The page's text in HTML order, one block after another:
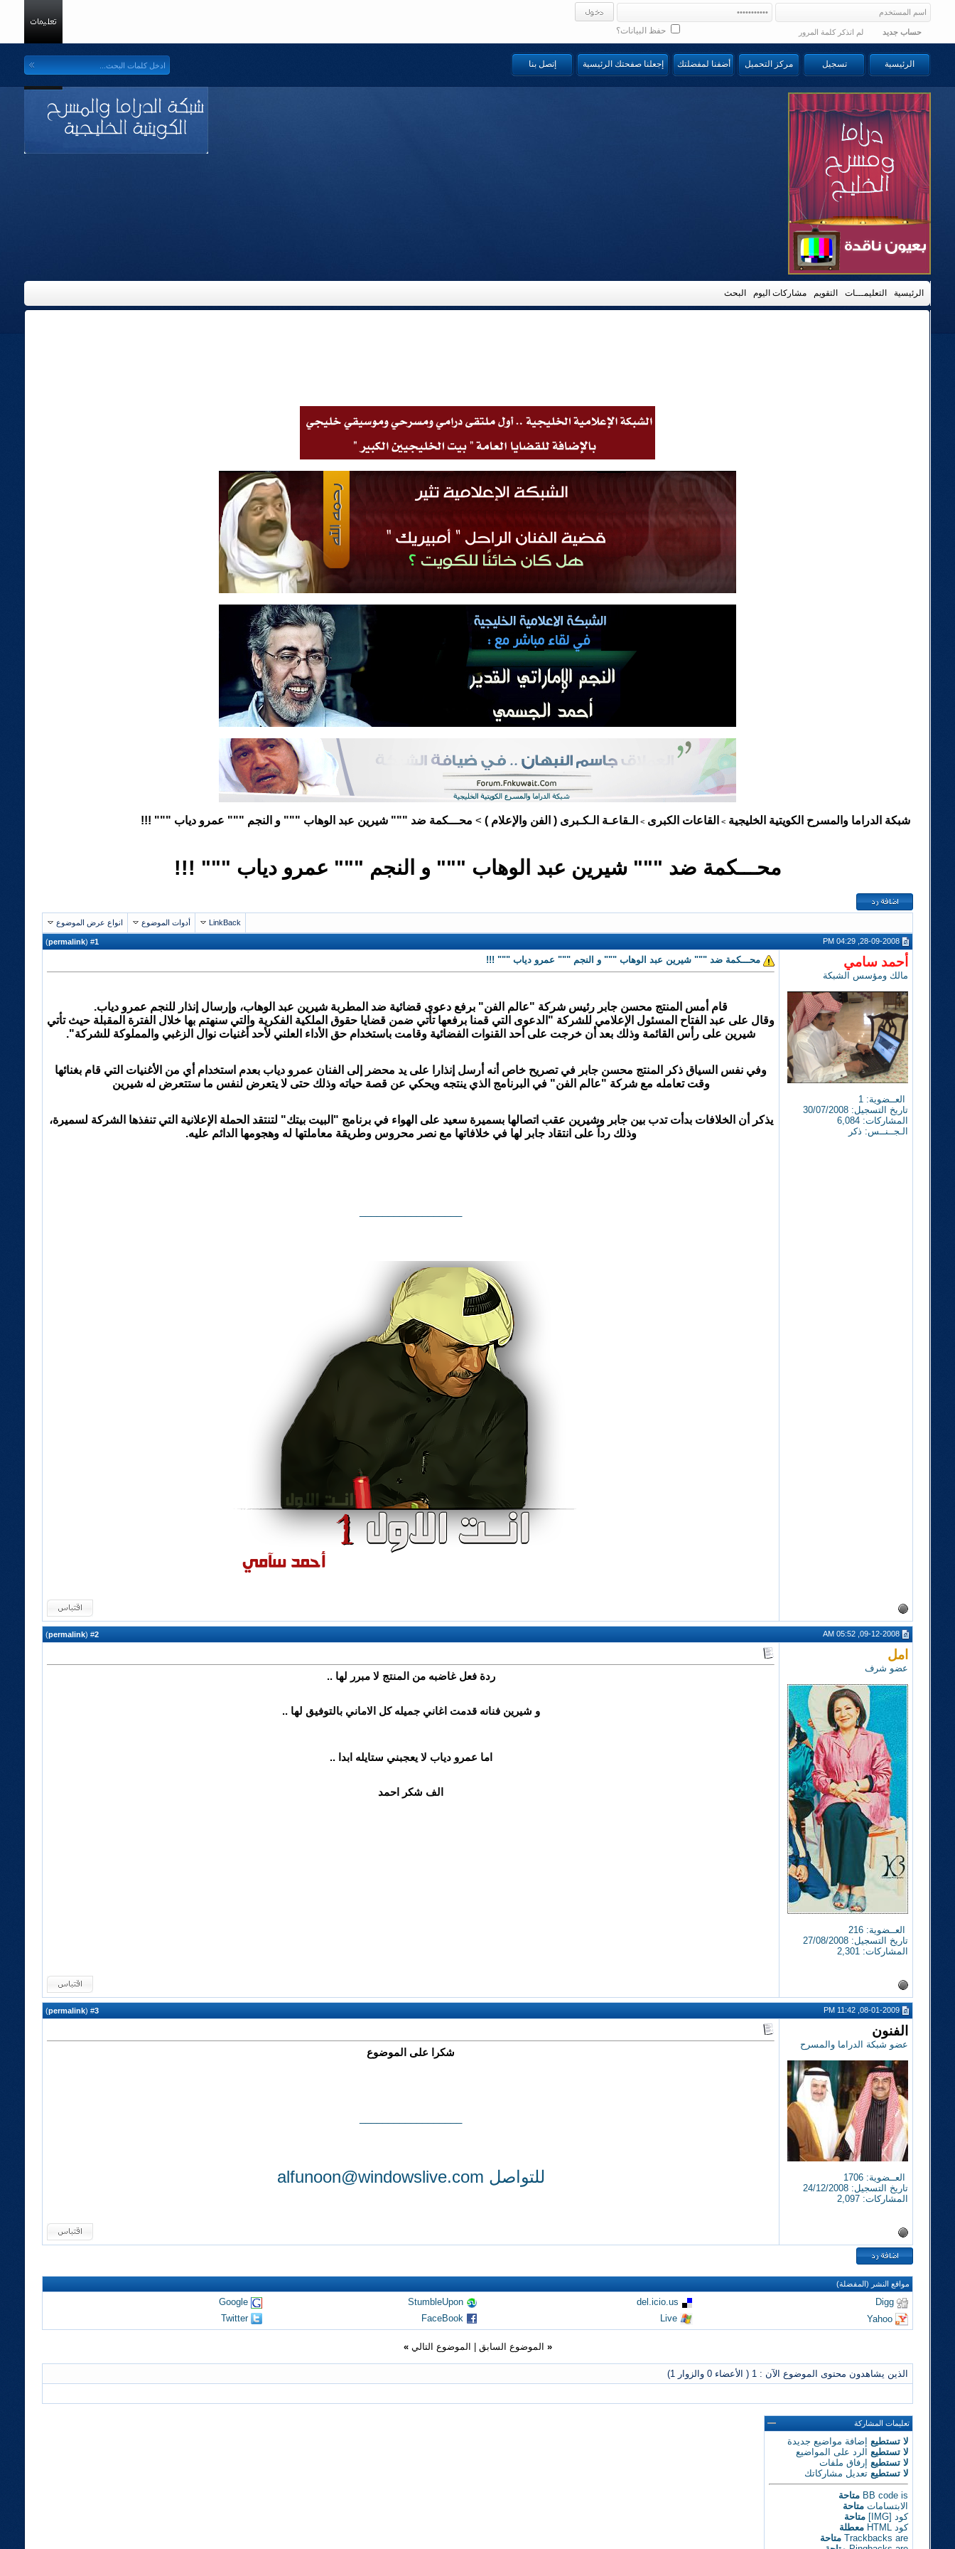
حفظ البيانات؟ حساب جديد لم اتذكر كلمة المرور
الرئيسية تسجيل مركز التحميل أضفنا لمفضلتك إجعلنا صفحتك الرئيسية إتصل بنا
الرئيسية التعليمـــات التقويم مشاركات اليوم البحث
شبكة الدراما والمسرح الكويتية الخليجية > القاعات الكبرى > الـقاعـة الـكـبرى ( الفن والإعلام )> محـــكمة ضد """ شيرين عبد الوهاب """ و النجم """ عمرو دياب """ !!!
محـــكمة ضد """ شيرين عبد الوهاب """ و النجم """ عمرو دياب """ !!!
LinkBack أدوات الموضوع انواع عرض الموضوع
28-09-2008, 04:29 PM
1
(
permalink
)
أحمد سامي
مالك ومؤسس الشبكة
العــضوية: 1
تاريخ التسجيل: 30/07/2008
المشاركات: 6,084
الـجــنــس: ذكر
محـــكمة ضد """ شيرين عبد الوهاب """ و النجم """ عمرو دياب """ !!!
قام أمس المنتج محسن جابر رئيس شركة "عالم الفن" برفع دعوى قضائية ضد المطربة شيرين عبد الوهاب، وإرسال إنذار للنجم عمرو دياب.
وقال على عبد الفتاح المسئول الإعلامي للشركة "الدعوى التي قمنا برفعها تأتي ضمن قضايا حقوق الملكية الفكرية والتي سنهتم بها خلال الفترة المقبلة حيث تأتي
شيرين على رأس القائمة وذلك بعد أن خرجت على أحد القنوات الفضائية وقامت باستخدام حق الأداء العلني لأحد أغنيات نوال الزغبي والمملوكة للشركة".
وفي نفس السياق ذكر المنتج محسن جابر في تصريح خاص أنه أرسل إنذارا على يد محضر إلى الفنان عمرو دياب بعدم استخدام أي من الأغنيات التي قام بغنائها
وقت تعامله مع شركة "عالم الفن" في البرنامج الذي ينتجه ويحكي عن قصة حياته وذلك حتى لا يتعرض لنفس ما ستتعرض له شيرين
يذكر أن الخلافات بدأت تدب بين جابر وشيرين عقب اتصالها بسميرة سعيد على الهواء في برنامج "البيت بيتك" لتنتقد الحملة الإعلانية التي تنفذها الشركة لسميرة،
وذلك رداً على انتقاد جابر لها في خلافاتها مع نصر محروس وطريقة معاملتها له وهجومها الدائم عليه.
09-12-2008, 05:52 AM
2
(
permalink
)
امل
عضو شرف
العــضوية: 216
تاريخ التسجيل: 27/08/2008
المشاركات: 2,301
ردة فعل غاضبه من المنتج لا مبرر لها ..
و شيرين فنانه قدمت اغاني جميله كل الاماني بالتوفيق لها ..
اما عمرو دياب لا يعجبني ستايله ابدا ..
الف شكر احمد
08-01-2009, 11:42 PM
3
(
permalink
)
الفنون
عضو شبكة الدراما والمسرح
العــضوية: 1706
تاريخ التسجيل: 24/12/2008
المشاركات: 2,097
شكرا على الموضوع
للتواصل alfunoon@windowslive.com
مواقع النشر (المفضلة)
Digg
del.icio.us
StumbleUpon
Google
Yahoo
Live
FaceBook
Twitter
« الموضوع السابق الموضوع التالي »
الذين يشاهدون محتوى الموضوع الآن : 1 ( الأعضاء 0 والزوار 1)
تعليمات المشاركة
لا تستطيعإضافة مواضيع جديدة
لا تستطيعالرد على المواضيع
لا تستطيعإرفاق ملفات
لا تستطيعتعديل مشاركاتك
BB code is
متاحة
الابتسامات متاحة
كود [IMG]
متاحة
كود HTML
معطلة
Trackbacks are
متاحة